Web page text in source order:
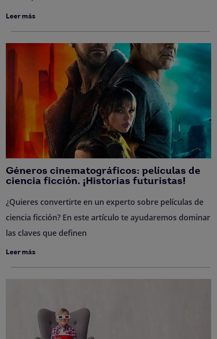
Leer más
Géneros cinematográficos: películas de
ciencia ficción. ¡Historias futuristas!
¿Quieres convertirte en un experto sobre películas de
ciencia ficción? En este artículo te ayudaremos dominar
las claves que definen
Leer más